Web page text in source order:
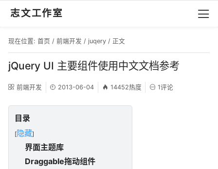
志文工作室
现在位置: 首页 / 前端开发 / juqery / 正文
jQuery UI 主要组件使用中文文档参考
前端开发 2013-06-04 14452热度 1评论
目录
[隐藏]
界面主题库
Draggable拖动组件